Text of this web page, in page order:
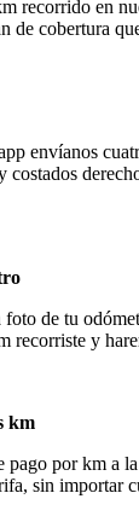
recorrido en
de cobertura
envíanos
costados
foto de tu
recorriste y
km
pago por km a
sin importar